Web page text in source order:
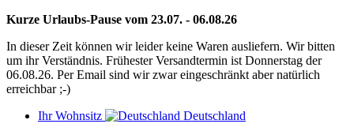
Kurze Urlaubs-Pause vom 23.07. - 06.08.26
In dieser Zeit können wir leider keine Waren ausliefern. Wir bitten
um ihr Verständnis. Frühester Versandtermin ist Donnerstag der
06.08.26. Per Email sind wir zwar eingeschränkt aber natürlich
erreichbar ;-)
Ihr Wohnsitz
Deutschland